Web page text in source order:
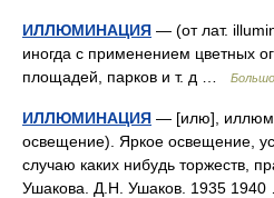
ИЛЛЮМИНАЦИЯ — (от лат.
иногда с применением цветных
площадей, парков и т. д …
ИЛЛЮМИНАЦИЯ — [илю],
освещение). Яркое освещение,
случаю каких нибудь торжеств,
Ушакова. Д.Н. Ушаков. 1935